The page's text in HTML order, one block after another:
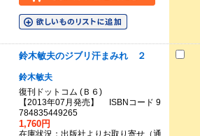
鈴木敏夫のジブリ汗まみれ ２
鈴木敏夫
復刊ドットコム (Ｂ６)
【2013年07月発売】 ISBNコード 9
784835449265
1,760円
在庫状況：出版社よりお取り寄せ（通